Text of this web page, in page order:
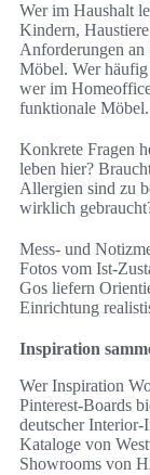
Wer im Haushalt
Kindern,
Anforderungen an
Möbel. Wer
wer im
funktionale Möbel.
Konkrete Fragen
leben hier?
Allergien sind zu
wirklich
Mess- und
Fotos vom Ist-
Gos liefern
Einrichtung
Inspiration
Wer Inspiration
Pinterest-Boards
deutscher Interior-
Kataloge von
Showrooms von